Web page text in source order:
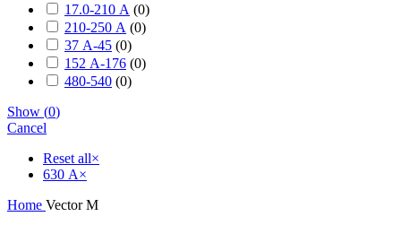
17.0-210 А (0)
210-250 А (0)
37 А-45 (0)
152 А-176 (0)
480-540 (0)
Show (0)
Cancel
Reset all×
630 А×
Home Vector M